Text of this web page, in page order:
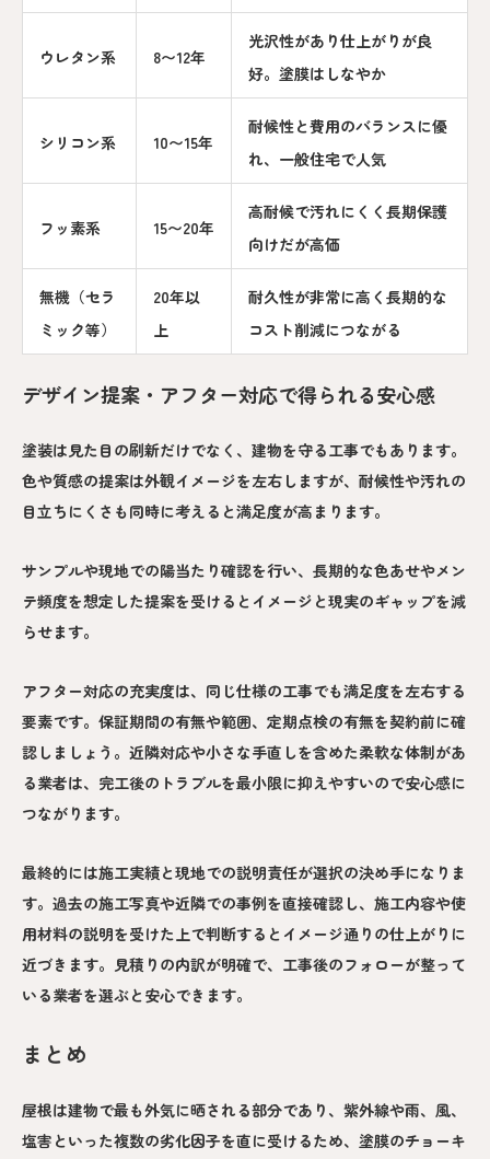
ウレタン系 8〜12年
光沢性があり仕上がりが良
好。塗膜はしなやか
シリコン系 10〜15年
耐候性と費用のバランスに優
れ、一般住宅で人気
フッ素系 15〜20年
高耐候で汚れにくく長期保護
向けだが高価
無機（セラ
ミック等）
20年以
上
耐久性が非常に高く長期的な
コスト削減につながる
デザイン提案・アフター対応で得られる安心感
塗装は見た目の刷新だけでなく、建物を守る工事でもあります。
色や質感の提案は外観イメージを左右しますが、耐候性や汚れの
目立ちにくさも同時に考えると満足度が高まります。
サンプルや現地での陽当たり確認を行い、長期的な色あせやメン
テ頻度を想定した提案を受けるとイメージと現実のギャップを減
らせます。
アフター対応の充実度は、同じ仕様の工事でも満足度を左右する
要素です。保証期間の有無や範囲、定期点検の有無を契約前に確
認しましょう。近隣対応や小さな手直しを含めた柔軟な体制があ
る業者は、完工後のトラブルを最小限に抑えやすいので安心感に
つながります。
最終的には施工実績と現地での説明責任が選択の決め手になりま
す。過去の施工写真や近隣での事例を直接確認し、施工内容や使
用材料の説明を受けた上で判断するとイメージ通りの仕上がりに
近づきます。見積りの内訳が明確で、工事後のフォローが整って
いる業者を選ぶと安心できます。
まとめ
屋根は建物で最も外気に晒される部分であり、紫外線や雨、風、
塩害といった複数の劣化因子を直に受けるため、塗膜のチョーキ